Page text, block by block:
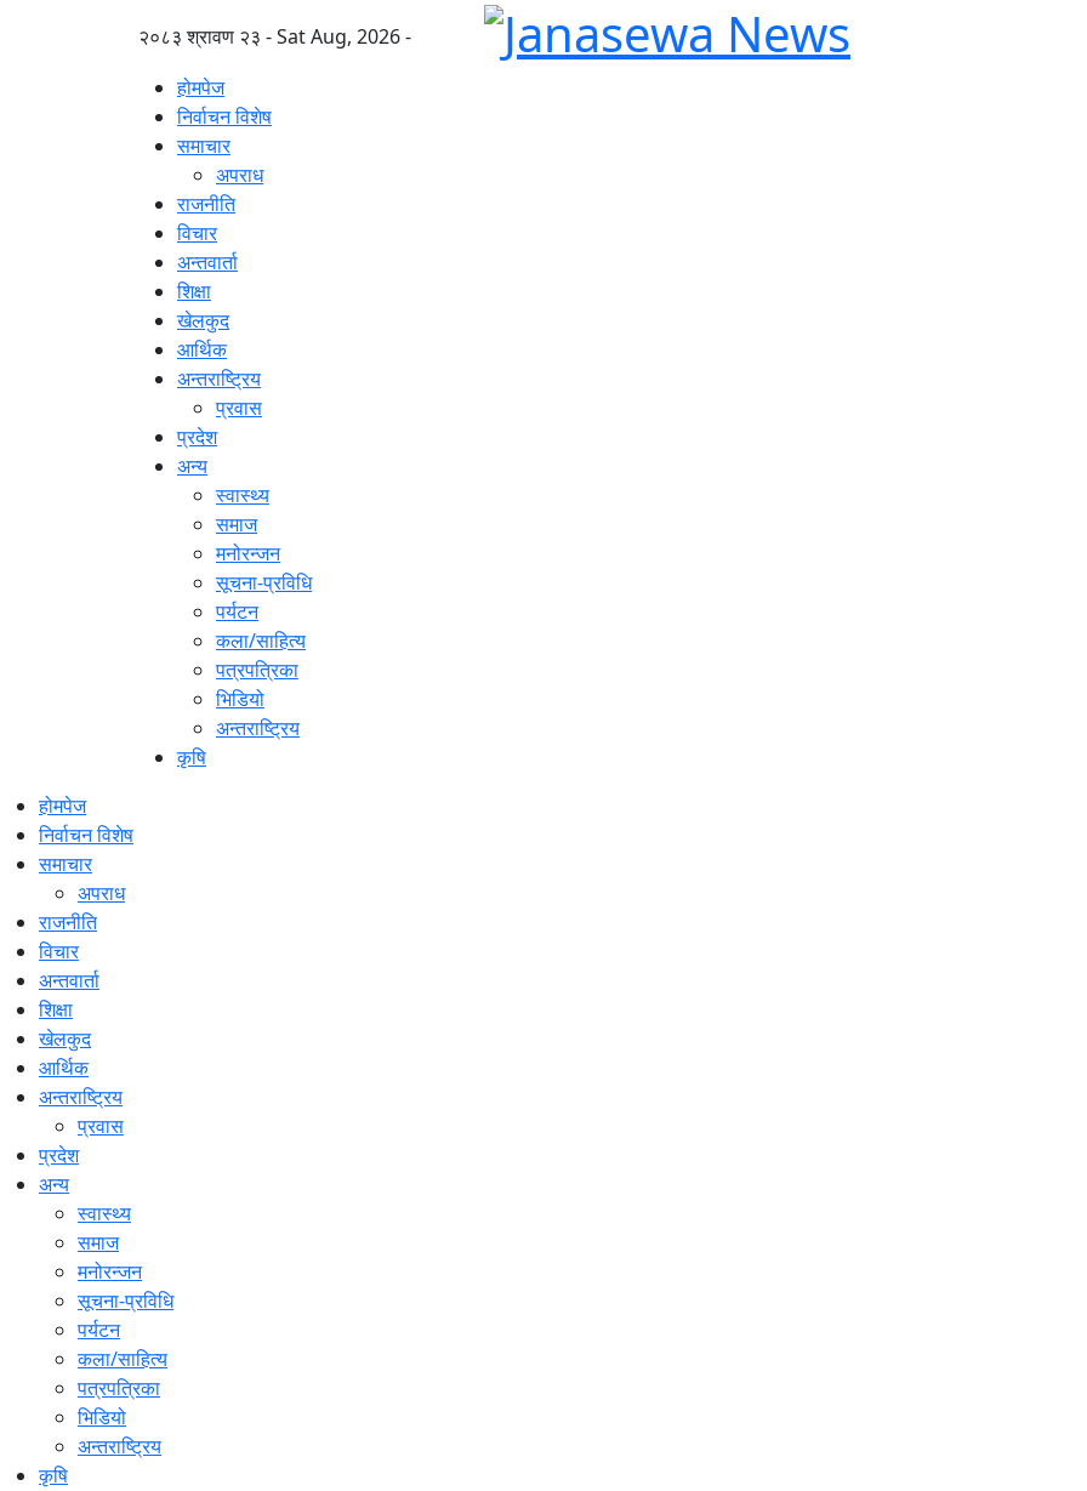
२०८३ श्रावण २३ - Sat Aug, 2026 -
होमपेज
निर्वाचन विशेष
समाचार
अपराध
राजनीति
विचार
अन्तवार्ता
शिक्षा
खेलकुद
आर्थिक
अन्तराष्ट्रिय
प्रवास
प्रदेश
अन्य
स्वास्थ्य
समाज
मनोरन्जन
सूचना-प्रविधि
पर्यटन
कला/साहित्य
पत्रपत्रिका
भिडियो
अन्तराष्ट्रिय
कृषि
होमपेज
निर्वाचन विशेष
समाचार
अपराध
राजनीति
विचार
अन्तवार्ता
शिक्षा
खेलकुद
आर्थिक
अन्तराष्ट्रिय
प्रवास
प्रदेश
अन्य
स्वास्थ्य
समाज
मनोरन्जन
सूचना-प्रविधि
पर्यटन
कला/साहित्य
पत्रपत्रिका
भिडियो
अन्तराष्ट्रिय
कृषि